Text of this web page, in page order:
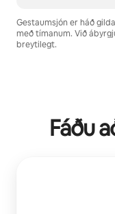
Gestaumsjón er háð
með tímanum. Við
breytilegt.
Fáðu